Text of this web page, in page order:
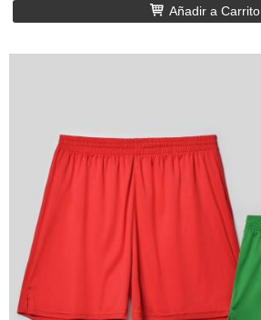
Añadir a Carrito